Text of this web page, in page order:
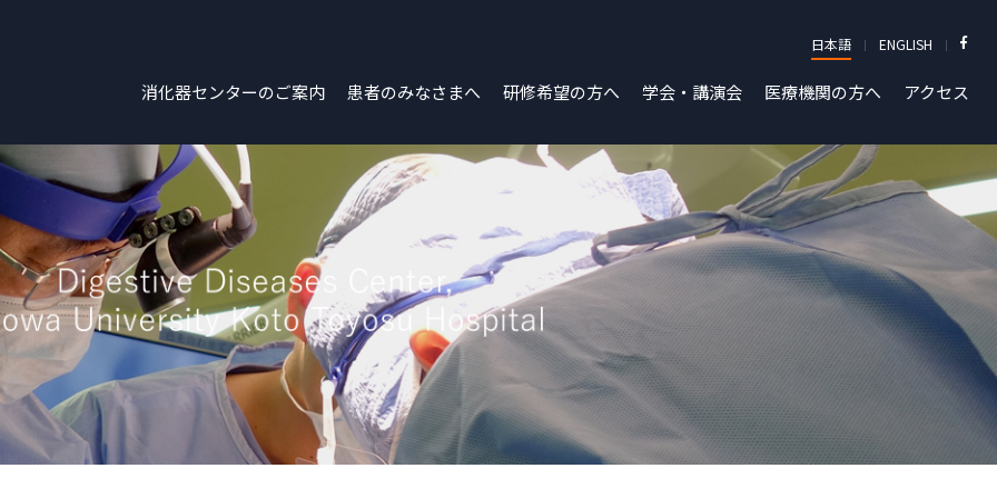
日本語 ENGLISH
消化器センターのご案内 患者のみなさまへ 研修希望の方へ 学会・講演会 医療機関の方へ アクセス